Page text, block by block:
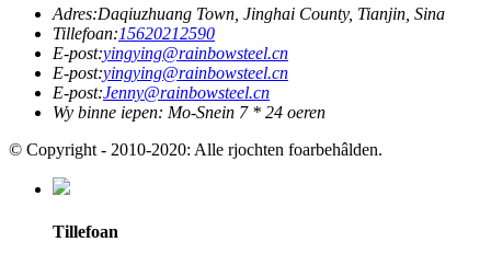
Adres:Daqiuzhuang Town, Jinghai County, Tianjin, Sina
Tillefoan:15620212590
E-post:yingying@rainbowsteel.cn
E-post:yingying@rainbowsteel.cn
E-post:Jenny@rainbowsteel.cn
Wy binne iepen: Mo-Snein 7 * 24 oeren
© Copyright - 2010-2020: Alle rjochten foarbehâlden.
Tillefoan